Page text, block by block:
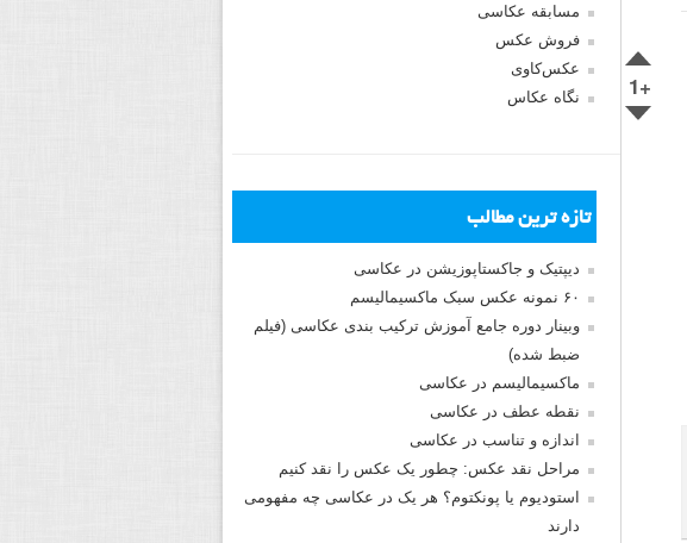
+1
مسابقه عکاسی
فروش عکس
عکس‌کاوی
نگاه عکاس
تازه ترین مطالب
دیپتیک و جاکستا‌پوزیشن در عکاسی
۶۰ نمونه عکس سبک ماکسیمالیسم
وبینار دوره جامع آموزش ترکیب بندی عکاسی (فیلم
ضبط شده)
ماکسیمالیسم در عکاسی
نقطه عطف در عکاسی
اندازه و تناسب در عکاسی
مراحل نقد عکس: چطور یک عکس را نقد کنیم
استودیوم یا پونکتوم؟ هر یک در عکاسی چه مفهومی
دارند